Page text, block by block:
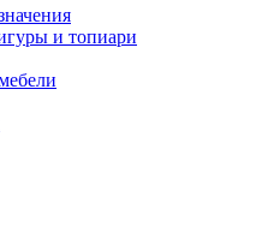
и топиари